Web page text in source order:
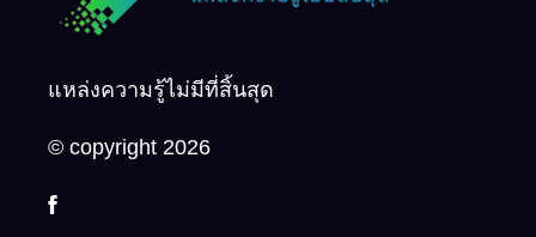
แหล่งความรู้ไม่มีที่สิ้นสุด
© copyright 2026